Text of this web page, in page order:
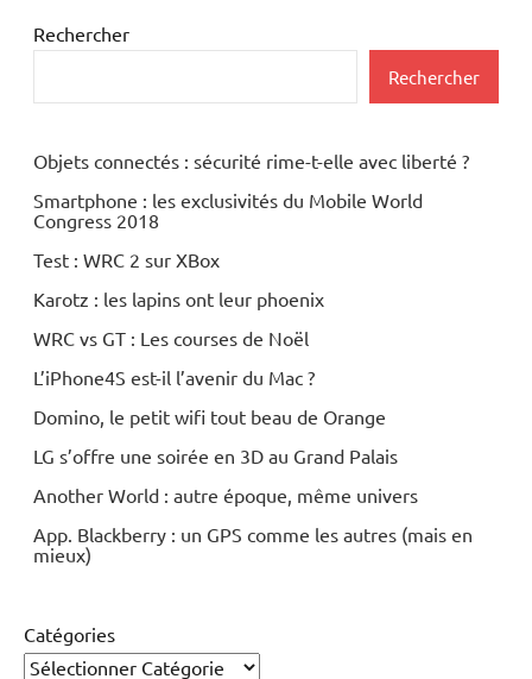
Téléviseurs
Rechercher
Rechercher
Objets connectés : sécurité rime-t-elle avec liberté ?
Smartphone : les exclusivités du Mobile World
Congress 2018
Test : WRC 2 sur XBox
Karotz : les lapins ont leur phoenix
WRC vs GT : Les courses de Noël
L’iPhone4S est-il l’avenir du Mac ?
Domino, le petit wifi tout beau de Orange
LG s’offre une soirée en 3D au Grand Palais
Another World : autre époque, même univers
App. Blackberry : un GPS comme les autres (mais en
mieux)
Catégories